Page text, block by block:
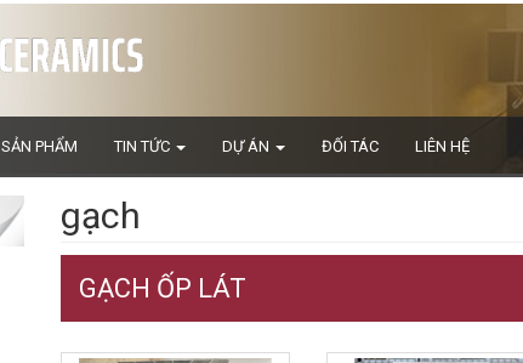
SẢN PHẨM TIN TỨC DỰ ÁN ĐỐI TÁC LIÊN HỆ
gạch
GẠCH ỐP LÁT